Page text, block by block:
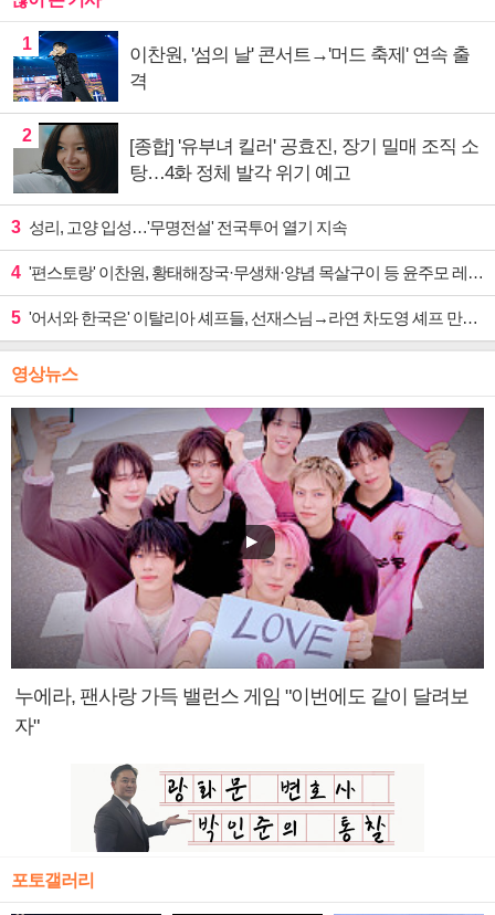
1
이찬원, '섬의 날' 콘서트→'머드 축제' 연속 출
격
2
[종합] '유부녀 킬러' 공효진, 장기 밀매 조직 소
탕…4화 정체 발각 위기 예고
3 성리, 고양 입성…'무명전설' 전국투어 열기 지속
4 '편스토랑' 이찬원, 황태해장국·무생채·양념 목살구이 등 윤주모 레시피 섭렵
5 '어서와 한국은' 이탈리아 셰프들, 선재스님→라연 차도영 셰프 만난다
영상뉴스
누에라, 팬사랑 가득 밸런스 게임 "이번에도 같이 달려보
자"
포토갤러리